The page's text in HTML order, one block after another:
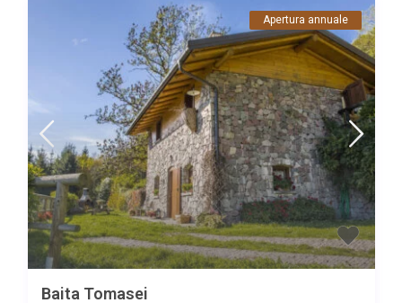
Apertura annuale
Baita Tomasei